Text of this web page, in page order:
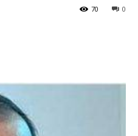
0
70